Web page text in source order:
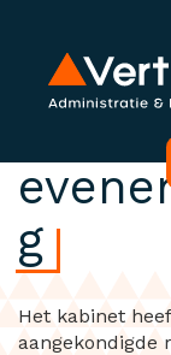
g
Het kabinet
aangekondigde